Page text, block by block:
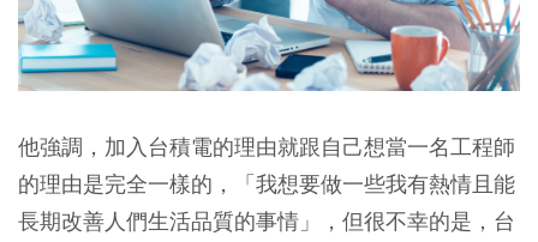
他強調，加入台積電的理由就跟自己想當一名工程師
的理由是完全一樣的，「我想要做一些我有熱情且能
長期改善人們生活品質的事情」，但很不幸的是，台